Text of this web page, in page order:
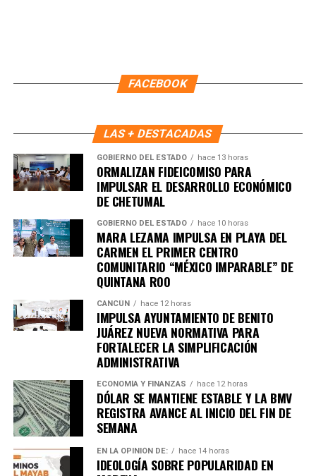
Recibe las noticias al instante
Únete al canal oficial de WhatsApp de
Quinto Podery recibe las noticias más
importantes de Quintana Roo directamente
Unirme al canal de WhatsApp
FACEBOOK
LAS + DESTACADAS
GOBIERNO DEL ESTADO hace 13 horas
ORMALIZAN FIDEICOMISO PARA
IMPULSAR EL DESARROLLO ECONÓMICO
DE CHETUMAL
GOBIERNO DEL ESTADO hace 10 horas
MARA LEZAMA IMPULSA EN PLAYA DEL
CARMEN EL PRIMER CENTRO
COMUNITARIO “MÉXICO IMPARABLE” DE
QUINTANA ROO
CANCÚN hace 12 horas
IMPULSA AYUNTAMIENTO DE BENITO
JUÁREZ NUEVA NORMATIVA PARA
FORTALECER LA SIMPLIFICACIÓN
ADMINISTRATIVA
ECONOMÍA Y FINANZAS hace 12 horas
DÓLAR SE MANTIENE ESTABLE Y LA BMV
REGISTRA AVANCE AL INICIO DEL FIN DE
SEMANA
EN LA OPINIÓN DE: hace 14 horas
IDEOLOGÍA SOBRE POPULARIDAD EN